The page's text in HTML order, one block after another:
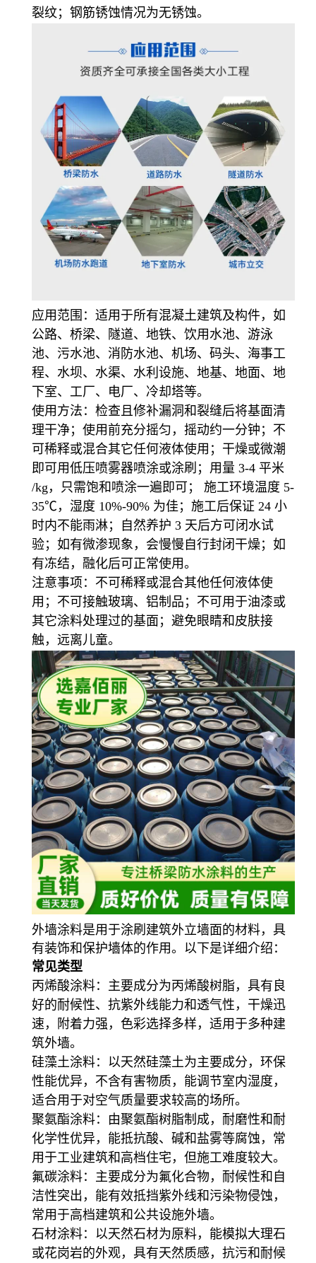
裂纹；钢筋锈蚀情况为无锈蚀。
应用范围 ：适用于所有混凝土建筑及构件，如
公路、桥梁、隧道、地铁、饮用水池、游泳
池、污水池、消防水池、机场、码头、海事工
程、水坝、水渠、水利设施、地基、地面、地
下室、工厂、电厂、冷却塔等。
使用方法 ：检查且修补漏洞和裂缝后将基面清
理干净；使用前充分摇匀，摇动约一分钟；不
可稀释或混合其它任何液体使用；干燥或微潮
即可用低压喷雾器喷涂或涂刷；用量 3-4 平米
/kg，只需饱和喷涂一遍即可； 施工环境温度 5-
35℃，湿度 10%-90% 为佳；施工后保证 24 小
时内不能雨淋；自然养护 3 天后方可闭水试
验；如有微渗现象，会慢慢自行封闭干燥；如
有冻结，融化后可正常使用。
注意事项 ：不可稀释或混合其他任何液体使
用；不可接触玻璃、铝制品；不可用于油漆或
其它涂料处理过的基面；避免眼睛和皮肤接
触，远离儿童。
外墙涂料是用于涂刷建筑外立墙面的材料，具
有装饰和保护墙体的作用。以下是详细介绍：
常见类型
丙烯酸涂料：主要成分为丙烯酸树脂，具有良
好的耐候性、抗紫外线能力和透气性，干燥迅
速，附着力强，色彩选择多样，适用于多种建
筑外墙。
硅藻土涂料：以天然硅藻土为主要成分，环保
性能优异，不含有害物质，能调节室内湿度，
适合用于对空气质量要求较高的场所。
聚氨酯涂料：由聚氨酯树脂制成，耐磨性和耐
化学性优异，能抵抗酸、碱和盐雾等腐蚀，常
用于工业建筑和高档住宅，但施工难度较大。
氟碳涂料：主要成分为氟化合物，耐候性和自
洁性突出，能有效抵挡紫外线和污染物侵蚀，
常用于高档建筑和公共设施外墙。
石材涂料：以天然石材为原料，能模拟大理石
或花岗岩的外观，具有天然质感，抗污和耐候